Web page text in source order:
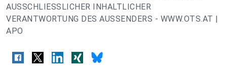
AUSSCHLIESSLICHER INHALTLICHER
VERANTWORTUNG DES AUSSENDERS - WWW.OTS.AT |
APO